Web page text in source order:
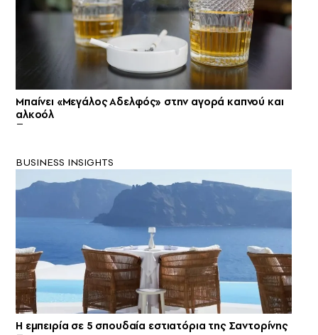
Μπαίνει «Μεγάλος Αδελφός» στην αγορά καπνού και
αλκοόλ
BUSINESS INSIGHTS
Η εμπειρία σε 5 σπουδαία εστιατόρια της Σαντορίνης